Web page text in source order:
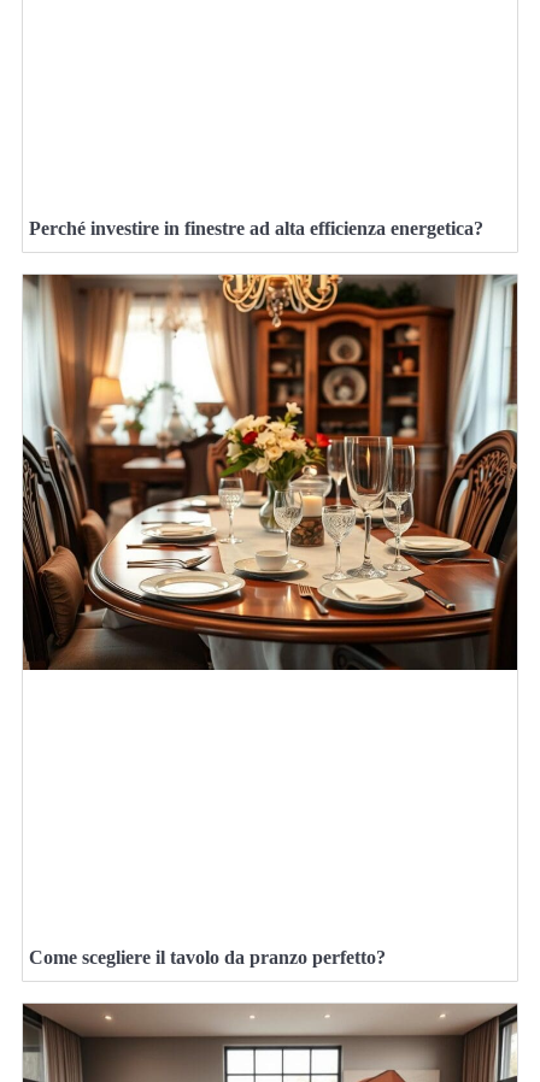
Perché investire in finestre ad alta efficienza energetica?
Come scegliere il tavolo da pranzo perfetto?